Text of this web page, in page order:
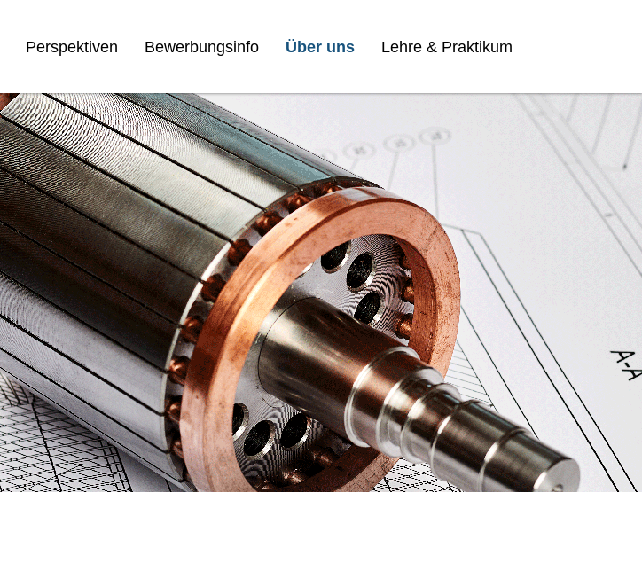
Perspektiven Bewerbungsinfo Über uns Lehre & Praktikum